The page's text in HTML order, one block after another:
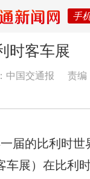
手
时客车展
中国交通报
责编
届的比利时世
车展）在比利